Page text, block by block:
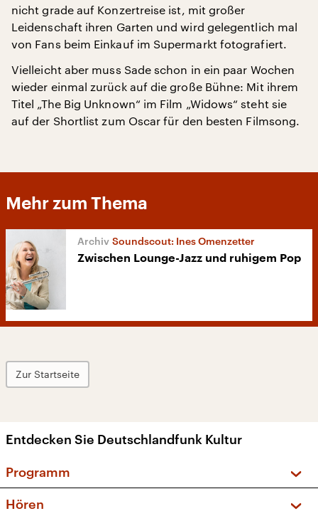
nicht grade auf Konzertreise ist, mit großer
Leidenschaft ihren Garten und wird gelegentlich mal
von Fans beim Einkauf im Supermarkt fotografiert.
Vielleicht aber muss Sade schon in ein paar Wochen
wieder einmal zurück auf die große Bühne: Mit ihrem
Titel „The Big Unknown“ im Film „Widows“ steht sie
auf der Shortlist zum Oscar für den besten Filmsong.
Mehr zum Thema
Soundscout: Ines Omenzetter
Zwischen Lounge-Jazz und ruhigem Pop
Zur Startseite
Entdecken Sie Deutschlandfunk Kultur
Programm
Hören